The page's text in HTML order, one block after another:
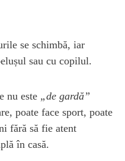
se schimbă, iar
sau cu copilul.
nu este „de gardă”
poate face sport, poate
fără să fie atent
în casă.